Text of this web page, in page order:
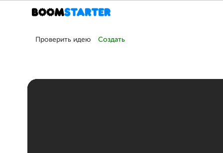
Проверить идею Создать